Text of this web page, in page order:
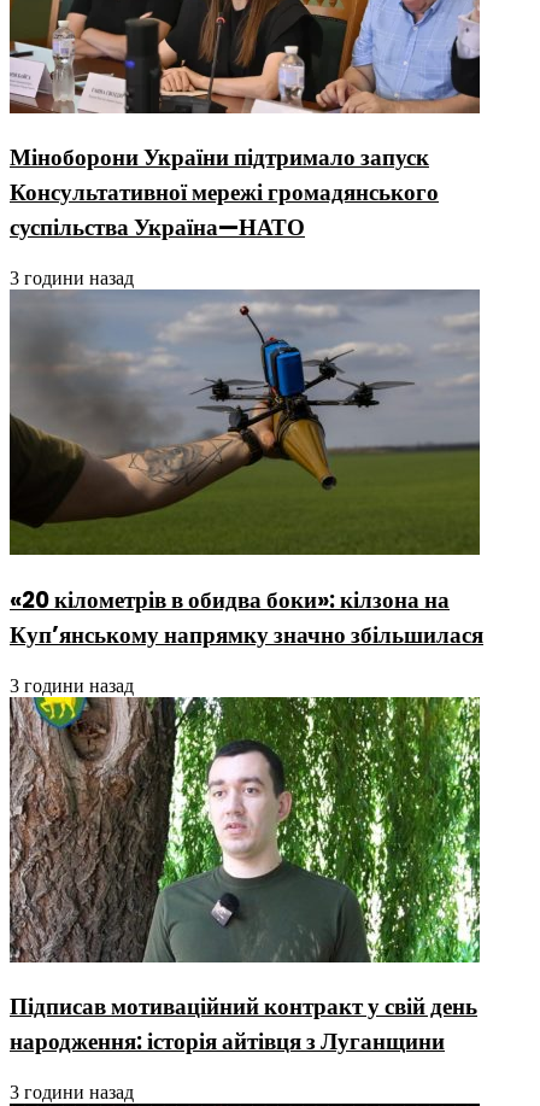
Міноборони України підтримало запуск
Консультативної мережі громадянського
суспільства Україна—НАТО
3 години назад
«20 кілометрів в обидва боки»: кілзона на
Куп’янському напрямку значно збільшилася
3 години назад
Підписав мотиваційний контракт у свій день
народження: історія айтівця з Луганщини
3 години назад